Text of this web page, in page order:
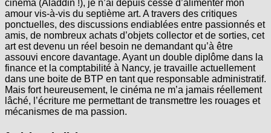
cinéma (Aladdin !), je n’ai depuis cessé d’alimenter mon
amour vis-à-vis du septième art. A travers des critiques
ponctuelles, des discussions endiablées entre passionnés et
amis, de nombreux achats d’objets collector et de sorties, cet
art est devenu un réel besoin ne demandant qu’à être
assouvi encore davantage. Ayant un double diplôme dans la
finance et la comptabilité à Nancy, je travaille actuellement
dans une boite de BTP en tant que responsable administratif.
Mais fort heureusement, le cinéma ne m’a jamais réellement
lâché, l’écriture me permettant de transmettre les rouages et
mécanismes de ma passion.